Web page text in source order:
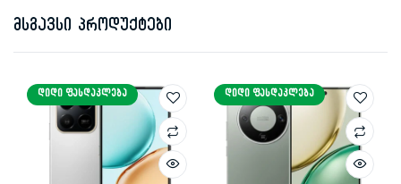
მსგავსი პროდუქტები
ᲓᲘᲓᲘ ᲤᲐᲡᲓᲐᲙᲚᲔᲑᲐ ᲓᲘᲓᲘ ᲤᲐᲡᲓᲐᲙᲚᲔᲑᲐ